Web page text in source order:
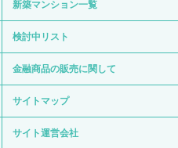
新築マンション一覧
検討中リスト
金融商品の販売に関して
サイトマップ
サイト運営会社